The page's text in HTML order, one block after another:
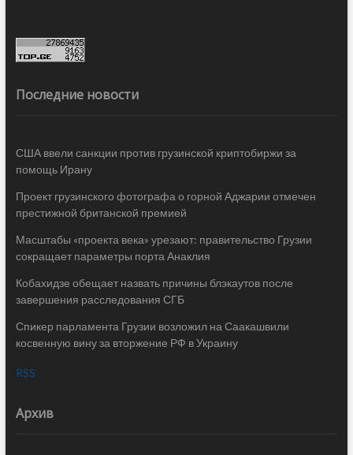
Последние новости
США ввели санкции против грузинской криптобиржи за
помощь Ирану
Проект грузинского фотографа о горной Аджарии отмечен
престижной британской премией
Масштабы «проекта века» урезают: правительство Грузии
сокращает параметры порта Анаклия
Кобахидзе обещает назвать причины блэкаутов после
завершения расследования СГБ
Спикер парламента Грузии возложил на Саакашвили
косвенную вину за вторжение РФ в Украину
RSS
Архив